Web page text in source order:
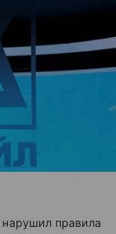
нарушил правила